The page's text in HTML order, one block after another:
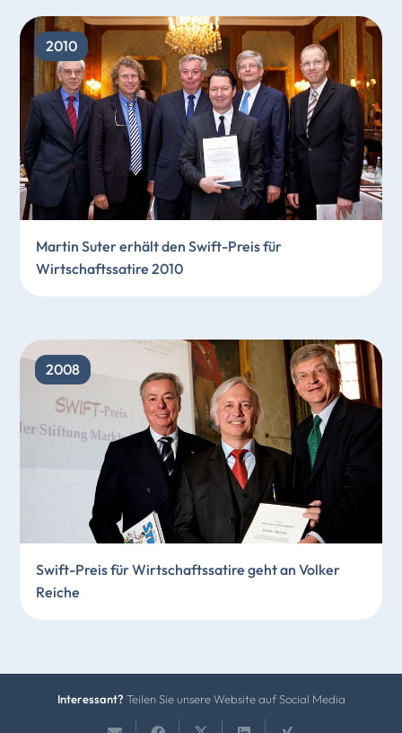
Martin Suter erhält den Swift-Preis für
Wirtschaftssatire 2010
2010
Swift-Preis für Wirtschaftssatire geht an Volker
Reiche
2008
Interessant? Teilen Sie unsere Website auf Social Media